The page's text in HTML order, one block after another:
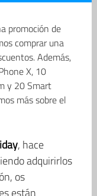
promoción de
comprar una
Además,
X, 10
y 20 Smart
más sobre el
, hace
adquirirlos
os
están